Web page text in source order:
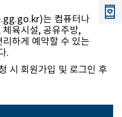
는 컴퓨터나
육시설, 공유주방,
하게 예약할 수 있는
.
시 회원가입 및 로그인 후